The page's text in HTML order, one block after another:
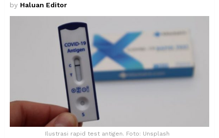
by Haluan Editor
Ilustrasi rapid test antigen. Foto: Unsplash